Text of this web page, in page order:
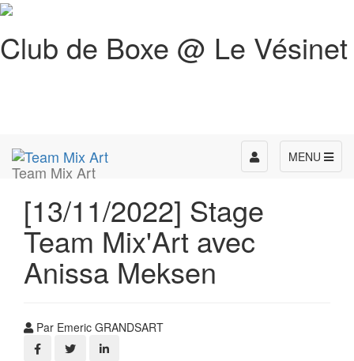
Club de Boxe @ Le Vésinet
Team Mix Art
MENU
Toggle
navigation
[13/11/2022] Stage
Team Mix'Art avec
Anissa Meksen
Par Emeric GRANDSART